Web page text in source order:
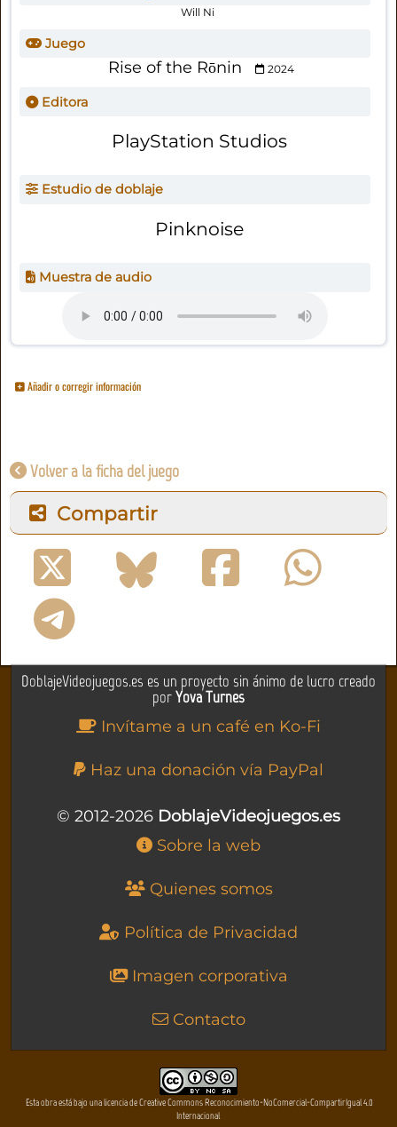
Will Ni
Juego
Rise of the Rōnin 2024
Editora
PlayStation Studios
Estudio de doblaje
Pinknoise
Muestra de audio
Añadir o corregir información
Volver a la ficha del juego
Compartir
DoblajeVideojuegos.es es un proyecto sin ánimo de lucro creado
porYova Turnes
Invítame a un café en Ko-Fi
Haz una donación vía PayPal
© 2012-2026 DoblajeVideojuegos.es
Sobre la web
Quienes somos
Política de Privacidad
Imagen corporativa
Contacto
Esta obra está bajo una licencia de Creative Commons Reconocimiento-NoComercial-CompartirIgual 4.0
Internacional